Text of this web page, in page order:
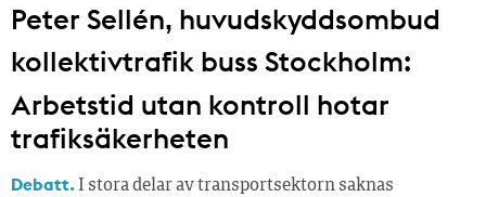
Peter Sellén, huvudskyddsombud
kollektivtrafik buss Stockholm:
Arbetstid utan kontroll hotar
trafiksäkerheten
Debatt. I stora delar av transportsektorn saknas